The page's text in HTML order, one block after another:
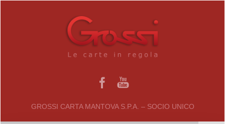
GROSSI CARTA MANTOVA S.P.A. – SOCIO UNICO